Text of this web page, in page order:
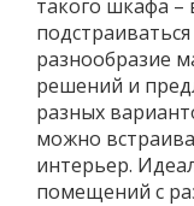
такого шкафа
разнообразие
решений и
разных
можно
интерьер.
помещений с